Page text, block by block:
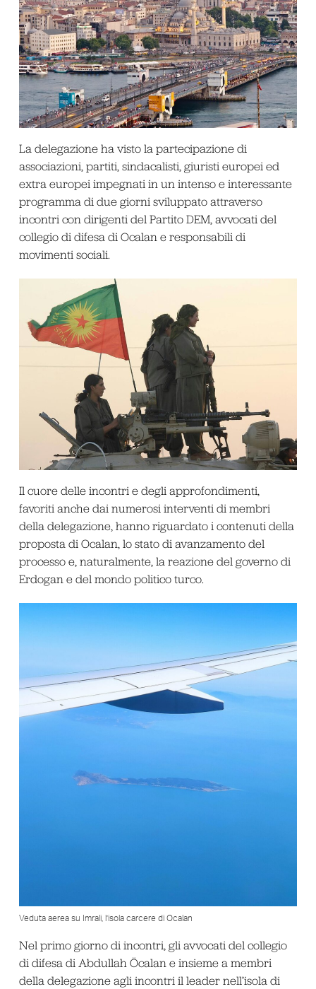
La delegazione ha visto la partecipazione di
associazioni, partiti, sindacalisti, giuristi europei ed
extra europei impegnati in un intenso e interessante
programma di due giorni sviluppato attraverso
incontri con dirigenti del Partito DEM, avvocati del
collegio di difesa di Ocalan e responsabili di
movimenti sociali.
Il cuore delle incontri e degli approfondimenti,
favoriti anche dai numerosi interventi di membri
della delegazione, hanno riguardato i contenuti della
proposta di Ocalan, lo stato di avanzamento del
processo e, naturalmente, la reazione del governo di
Erdogan e del mondo politico turco.
Veduta aerea su Imrali, l’isola carcere di Ocalan
Nel primo giorno di incontri, gli avvocati del collegio
di difesa di Abdullah Öcalan e insieme a membri
della delegazione agli incontri il leader nell’isola di